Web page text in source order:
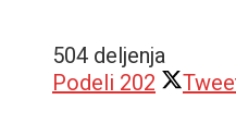
504 deljenja
Podeli 202